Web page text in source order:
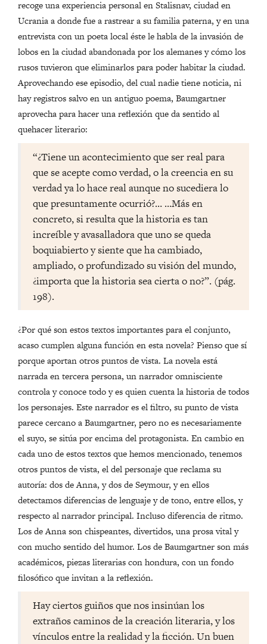
recoge una experiencia personal en Stalisnav, ciudad en
Ucrania a donde fue a rastrear a su familia paterna, y en una
entrevista con un poeta local éste le habla de la invasión de
lobos en la ciudad abandonada por los alemanes y cómo los
rusos tuvieron que eliminarlos para poder habitar la ciudad.
Aprovechando ese episodio, del cual nadie tiene noticia, ni
hay registros salvo en un antiguo poema, Baumgartner
aprovecha para hacer una reflexión que da sentido al
quehacer literario:
“¿Tiene un acontecimiento que ser real para
que se acepte como verdad, o la creencia en su
verdad ya lo hace real aunque no sucediera lo
que presuntamente ocurrió?… …Más en
concreto, si resulta que la historia es tan
increíble y avasalladora que uno se queda
boquiabierto y siente que ha cambiado,
ampliado, o profundizado su visión del mundo,
¿importa que la historia sea cierta o no?”. (pág.
198).
¿Por qué son estos textos importantes para el conjunto,
acaso cumplen alguna función en esta novela? Pienso que sí
porque aportan otros puntos de vista. La novela está
narrada en tercera persona, un narrador omnisciente
controla y conoce todo y es quien cuenta la historia de todos
los personajes. Este narrador es el filtro, su punto de vista
parece cercano a Baumgartner, pero no es necesariamente
el suyo, se sitúa por encima del protagonista. En cambio en
cada uno de estos textos que hemos mencionado, tenemos
otros puntos de vista, el del personaje que reclama su
autoría: dos de Anna, y dos de Seymour, y en ellos
detectamos diferencias de lenguaje y de tono, entre ellos, y
respecto al narrador principal. Incluso diferencia de ritmo.
Los de Anna son chispeantes, divertidos, una prosa vital y
con mucho sentido del humor. Los de Baumgartner son más
académicos, piezas literarias con hondura, con un fondo
filosófico que invitan a la reflexión.
Hay ciertos guiños que nos insinúan los
extraños caminos de la creación literaria, y los
vínculos entre la realidad y la ficción. Un buen